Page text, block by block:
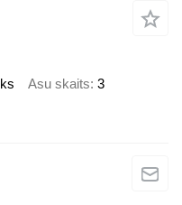
Asu skaits 3